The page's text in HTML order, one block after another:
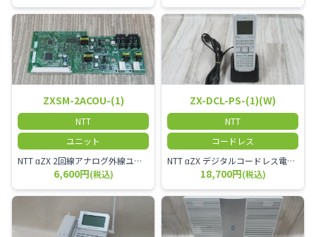
ZXSM-2ACOU-(1)
NTT
ユニット
NTT αZX 2回線アナログ外線ユニット
6,600円(税込)
ZX-DCL-PS-(1)(W)
NTT
コードレス
NTT αZX デジタルコードレス電話機 対応主装置及びアンテナを使用してご利用いただけます。 特に工場や倉庫等、オフィスから離れたところで作業をされている方に適しています。
18,700円(税込)